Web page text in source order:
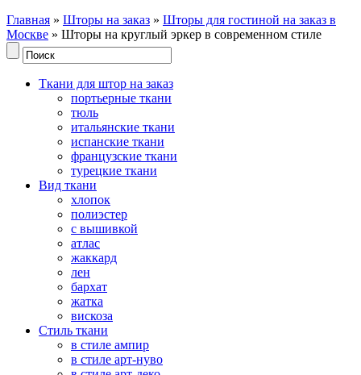
Главная » Шторы на заказ » Шторы для гостиной на заказ в
Москве » Шторы на круглый эркер в современном стиле
Ткани для штор на заказ
портьерные ткани
тюль
итальянские ткани
испанские ткани
французские ткани
турецкие ткани
Вид ткани
хлопок
полиэстер
с вышивкой
атлас
жаккард
лен
бархат
жатка
вискоза
Стиль ткани
в стиле ампир
в стиле арт-нуво